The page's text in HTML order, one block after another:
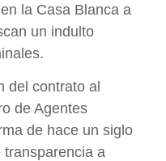
la Casa Blanca a
un indulto
del contrato al
de Agentes
de hace un siglo
a